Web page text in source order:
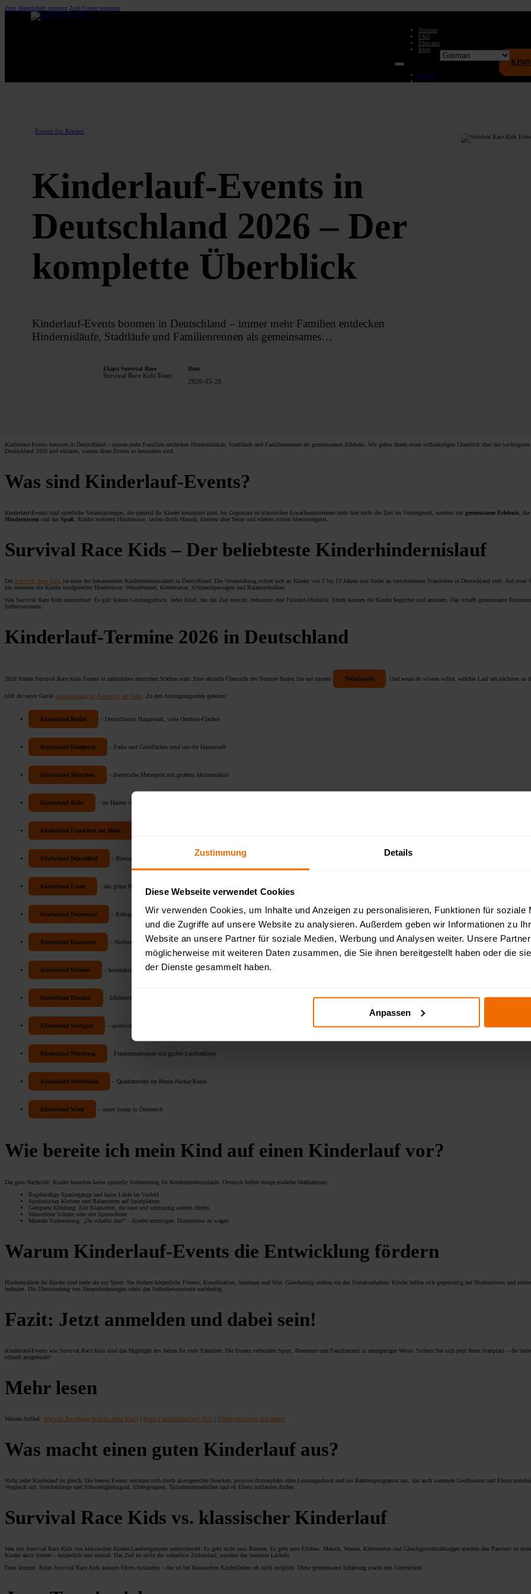
Zustimmung Details
Diese Webseite verwendet Cookies
Wir verwenden Cookies, um Inhalte und Anzeigen zu personalisieren, Funktionen für soziale
und die Zugriffe auf unsere Website zu analysieren. Außerdem geben wir Informationen zu
Website an unsere Partner für soziale Medien, Werbung und Analysen weiter. Unsere
möglicherweise mit weiteren Daten zusammen, die Sie ihnen bereitgestellt haben oder die
der Dienste gesammelt haben.
Anpassen
Zum Hauptinhalt springen Zum Footer springen
Termine
FAQ
Über uns
Blog
Termine
FAQ
Events für Kinder
Kinderlauf-Events in
Deutschland 2026 – Der
komplette Überblick
Kinderlauf-Events boomen in Deutschland – immer mehr Familien entdecken
Hindernisläufe, Stadtläufe und Familienrennen als gemeinsames…
Ekipa Survival Race
Survival Race Kids Team
Date
2026-05-26
Kinderlauf-Events boomen in Deutschland – immer mehr Familien entdecken Hindernisläufe, Stadtläufe und Familienrennen als gemeinsames Erlebnis. Wir geben Ihnen einen vollständigen Überblick über die
Deutschland 2026 und erklären, warum diese Events so besonders sind.
Was sind Kinderlauf-Events?
Kinderlauf-Events sind sportliche Veranstaltungen, die speziell für Kinder konzipiert sind. Im Gegensatz zu klassischen Erwachsenenrennen steht hier nicht die Zeit im Vordergrund, sondern das gemeinsame Erlebnis , die
Hindernissen und der Spaß . Kinder meistern Hindernisse, laufen durch Matsch, klettern über Netze und erleben echten Abenteuergeist.
Survival Race Kids – Der beliebteste Kinderhindernislauf
Der Survival Race Kids ist einer der bekanntesten Kinderhindernisläufe in Deutschland. Die Veranstaltung richtet sich an Kinder von 2 bis 13 Jahren und findet an verschiedenen Standorten in Deutschland statt. Auf einer
km meistern die Kinder kindgerechte Hindernisse: Wassertunnel, Kletternetze, Schlammpassagen und Balancierbalken.
Was Survival Race Kids auszeichnet: Es gibt keinen Leistungsdruck. Jedes Kind, das das Ziel erreicht, bekommt eine Finisher-Medaille. Eltern können die Kinder begleiten und anfeuern. Das schafft gemeinsame
Selbstvertrauen.
Kinderlauf-Termine 2026 in Deutschland
2026 finden Survival Race Kids Events in zahlreichen deutschen Städten statt. Eine aktuelle Übersicht der Termine finden Sie auf unserer Terminseite . Und wenn du wissen willst, welcher Lauf am nächsten an
hilft dir unser Guide Hindernislauf für Kinder in der Nähe. Zu den Austragungsorten gehören:
Kinderlauf Berlin – Deutschlands Hauptstadt, viele Outdoor-Flächen
Kinderlauf Hamburg – Parks und Grünflächen rund um die Hansestadt
Kinderlauf München – Bayerische Metropole mit großem Aktionsradius
Kinderlauf Köln – im Herzen von NRW
Kinderlauf Frankfurt am Main
Kinderlauf Düsseldorf – Rheinmetropole mit familienfreundlichen Parks
Kinderlauf Essen – das grüne Herz des Ruhrgebiets
Kinderlauf Dortmund – Ruhrgebiet-Klassiker mit großen Parkanlagen
Kinderlauf Hannover – Niedersachsens grüne Landeshauptstadt
Kinderlauf Bremen – kompakte Hansestadt mit viel Grün
Kinderlauf Dresden – Elbflorenz mit weitläufigen Wiesen an der Elbe
Kinderlauf Stuttgart – sportliches Flair im Kessel
Kinderlauf Nürnberg – Frankenmetropole mit großer Lauftradition
Kinderlauf Mannheim – Quadratestadt im Rhein-Neckar-Raum
Kinderlauf Wien – unser Stopp in Österreich
Wie bereite ich mein Kind auf einen Kinderlauf vor?
Die gute Nachricht: Kinder brauchen keine spezielle Vorbereitung für Kinderhindernisläufe. Dennoch helfen einige einfache Maßnahmen:
Regelmäßige Spaziergänge und kurze Läufe im Vorfeld
Spielerisches Klettern und Balancieren auf Spielplätzen
Geeignete Kleidung: Alte Klamotten, die nass und schmutzig werden dürfen
Wasserfeste Schuhe oder alte Sportschuhe
Mentale Vorbereitung: „Du schaffst das!“ – Kinder ermutigen, Hindernisse zu wagen
Warum Kinderlauf-Events die Entwicklung fördern
Hindernisläufe für Kinder sind mehr als nur Sport. Sie fördern körperliche Fitness, Koordination, Ausdauer und Mut. Gleichzeitig stärken sie das Sozialverhalten: Kinder helfen sich gegenseitig bei Hindernissen und
bedeutet. Die Überwindung von Herausforderungen stärkt das Selbstbewusstsein nachhaltig.
Fazit: Jetzt anmelden und dabei sein!
Kinderlauf-Events wie Survival Race Kids sind das Highlight des Jahres für viele Familien. Die Events verbinden Sport, Abenteuer und Familienzeit in einzigartiger Weise. Sichern Sie sich jetzt Ihren Startplatz – die
schnell ausgebucht!
Mehr lesen
Weitere Artikel: Wie viel Bewegung braucht mein Kind? Beste Familienausflüge 2026 Kindergeburtstag mal anders
Was macht einen guten Kinderlauf aus?
Nicht jeder Kinderlauf ist gleich. Die besten Events zeichnen sich durch altersgerechte Strecken, positive Atmosphäre ohne Leistungsdruck und ein Rahmenprogramm aus, das auch wartende Geschwister und Eltern
Vergleich auf: Streckenlänge und Schwierigkeitsgrad, Altersgruppen, Teilnehmermedaillen und ob Eltern mitlaufen dürfen.
Survival Race Kids vs. klassischer Kinderlauf
Was den Survival Race Kids von klassischen Kinder-Laufereignissen unterscheidet: Es geht nicht ums Rennen. Es geht ums Erleben. Matsch, Wasser, Kletternetze und Gleichgewichtsübungen machen den Parcours zu
Kinder aktiv fordert – körperlich und mental. Das Ziel ist nicht der schnellste Zieleinlauf, sondern das breiteste Lächeln.
Dazu kommt: Beim Survival Race Kids können Eltern mitlaufen – das ist bei klassischen Kinderläufen oft nicht möglich. Diese gemeinsame Erfahrung macht den Unterschied.